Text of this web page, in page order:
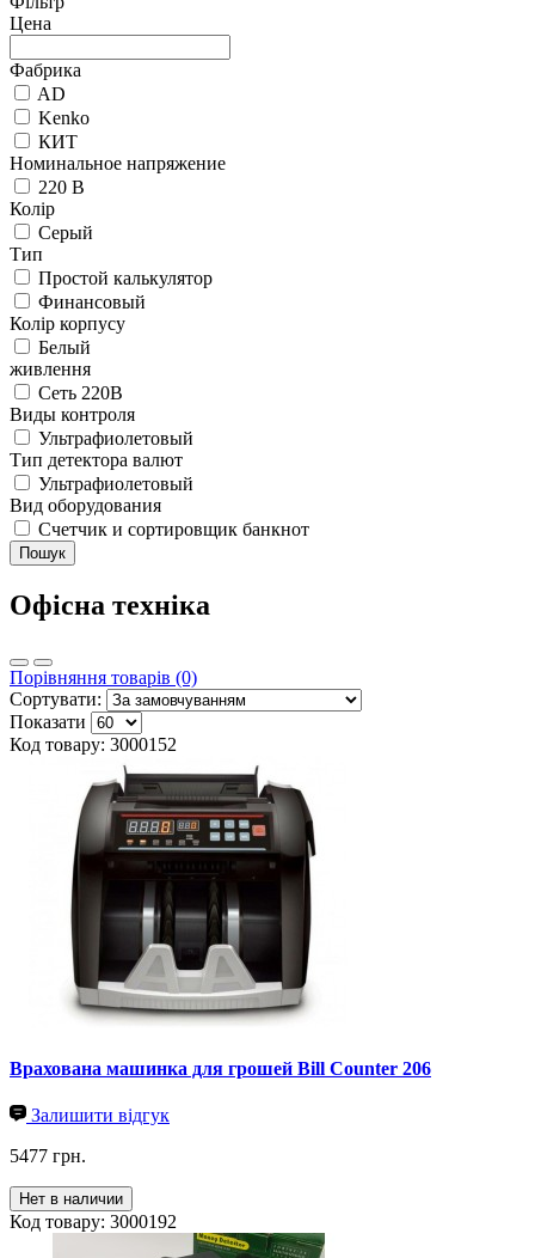
Цена
Фабрика
AD
Kenko
КИТ
Номинальное напряжение
220 В
Колір
Серый
Тип
Простой калькулятор
Финансовый
Колір корпусу
Белый
живлення
Сеть 220В
Виды контроля
Ультрафиолетовый
Тип детектора валют
Ультрафиолетовый
Вид оборудования
Счетчик и сортировщик банкнот
Пошук
Офісна техніка
Порівняння товарів (0)
Сортувати:
Показати
Код товару: 3000152
Врахована машинка для грошей Bill Counter 206
Залишити відгук
5477 грн.
Нет в наличии
Код товару: 3000192